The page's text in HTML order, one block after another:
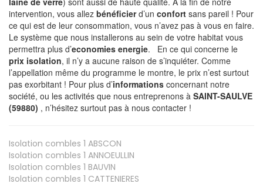
intervention, vous allez bénéficierd’un confort sans pareil ! Pour
ce qui est de leur consommation, vous n’avez pas à vous en faire.
Le système que nous installerons au sein de votre habitat vous
permettra plus d’economies energie. En ce qui concerne le
prix isolation, il n’y a aucune raison de s’inquiéter. Comme
l’appellation même du programme le montre, le prix n’est surtout
pas exorbitant ! Pour plus d’informations concernant notre
société, ou les activités que nous entreprenons à SAINT-SAULVE
(59880) , n’hésitez surtout pas à nous contacter !
Isolation combles 1 ABSCON
Isolation combles 1 ANNOEULLIN
Isolation combles 1 BAUVIN
Isolation combles 1 CATTENIERES